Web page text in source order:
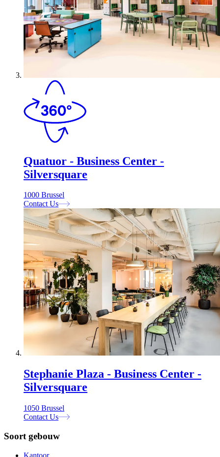
Quatuor - Business Center -
Silversquare
1000 Brussel
Contact Us
Stephanie Plaza - Business Center -
Silversquare
1050 Brussel
Contact Us
Soort gebouw
Kantoor